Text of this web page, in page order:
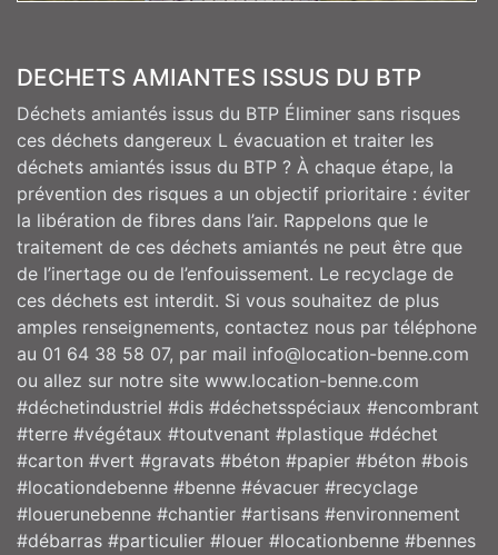
DECHETS AMIANTES ISSUS DU BTP
Déchets amiantés issus du BTP Éliminer sans risques
ces déchets dangereux L évacuation et traiter les
déchets amiantés issus du BTP ? À chaque étape, la
prévention des risques a un objectif prioritaire : éviter
la libération de fibres dans l’air. Rappelons que le
traitement de ces déchets amiantés ne peut être que
de l’inertage ou de l’enfouissement. Le recyclage de
ces déchets est interdit. Si vous souhaitez de plus
amples renseignements, contactez nous par téléphone
au 01 64 38 58 07, par mail info@location-benne.com
ou allez sur notre site www.location-benne.com
#déchetindustriel #dis #déchetsspéciaux #encombrant
#terre #végétaux #toutvenant #plastique #déchet
#carton #vert #gravats #béton #papier #béton #bois
#locationdebenne #benne #évacuer #recyclage
#louerunebenne #chantier #artisans #environnement
#débarras #particulier #louer #locationbenne #bennes